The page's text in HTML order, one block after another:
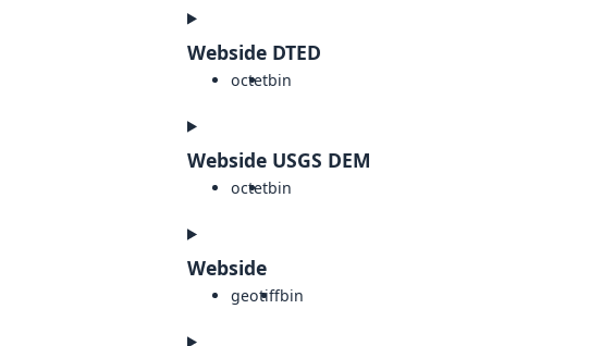
Webside DTED
octetbin
Webside USGS DEM
octetbin
Webside
geotiffbin